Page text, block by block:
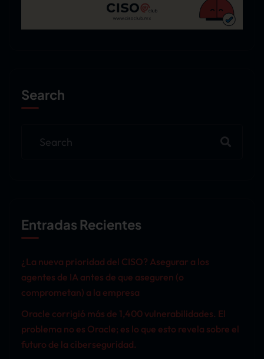
Search
Entradas Recientes
¿La nueva prioridad del CISO? Asegurar a los
agentes de IA antes de que aseguren (o
comprometan) a la empresa
Oracle corrigió más de 1,400 vulnerabilidades. El
problema no es Oracle; es lo que esto revela sobre el
futuro de la ciberseguridad.